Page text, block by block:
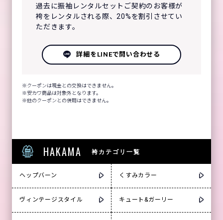
過去に振袖レンタルセットご契約のお客様が
袴をレンタルされる際、20%を割引させてい
ただきます。
詳細をLINEで問い合わせる
クーポンは現金との交換はできません。
安カワ商品は対象外となります。
他のクーポンとの併用はできません。
HAKAMA 袴カテゴリ一覧
ヘップバーン くすみカラー
ヴィンテージスタイル キュート&ガーリー